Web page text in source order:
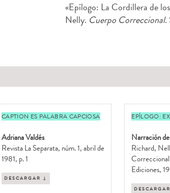
«Epílogo: La Cordillera de
Nelly. Cuerpo Correccional.
CAPTION ES PALABRA CAPCIOSA
Adriana Valdés
Revista La Separata, núm. 1, abril de
1981, p. 1
DESCARGAR ↓
EPÍLOGO:
Narración
Richard,
Ediciones,